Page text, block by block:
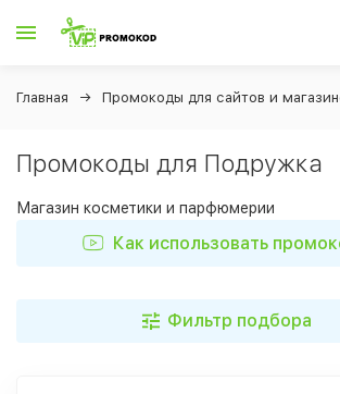
Главная Промокоды для сайтов и
Промокоды для Подружка
Магазин косметики и парфюмерии
Как использовать
Фильтр подбора